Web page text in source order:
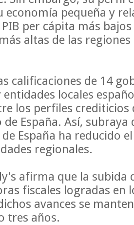
economía pequeña y
per cápita más
altas de las
calificaciones de 14
locales
los perfiles crediticios
de España. Así,
España ha reducido
regionales.
afirma que la subida
fiscales logradas en
avances se
tres años.